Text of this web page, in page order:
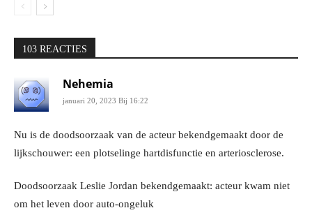
103 REACTIES
Nehemia
januari 20, 2023 Bij 16:22
Nu is de doodsoorzaak van de acteur bekendgemaakt door de
lijkschouwer: een plotselinge hartdisfunctie en arteriosclerose.
Doodsoorzaak Leslie Jordan bekendgemaakt: acteur kwam niet
om het leven door auto-ongeluk